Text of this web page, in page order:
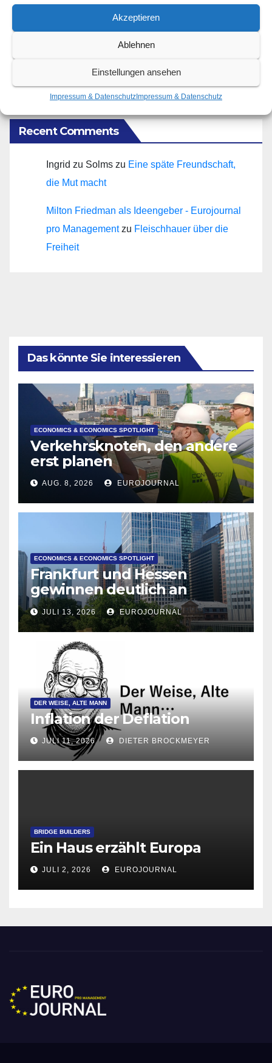
Akzeptieren
Ablehnen
Einstellungen ansehen
Impressum & DatenschutzImpressum & Datenschutz
Inflation der Deflation
Deflationäre Gedanken
Recent Comments
Ingrid zu Solms zu Eine späte Freundschaft,
die Mut macht
Milton Friedman als Ideengeber - Eurojournal
pro Managementzu Fleischhauer über die
Freiheit
Das könnte Sie interessieren
ECONOMICS & ECONOMICS SPOTLIGHT
Verkehrsknoten, den andere
erst planen
AUG. 8, 2026 EUROJOURNAL
ECONOMICS & ECONOMICS SPOTLIGHT
Frankfurt und Hessen
gewinnen deutlich an
Attraktivität für Startup-
Gründungen
JULI 13, 2026 EUROJOURNAL
DER WEISE, ALTE MANN
Inflation der Deflation
JULI 11, 2026 DIETER BROCKMEYER
BRIDGE BUILDERS
Ein Haus erzählt Europa
JULI 2, 2026 EUROJOURNAL